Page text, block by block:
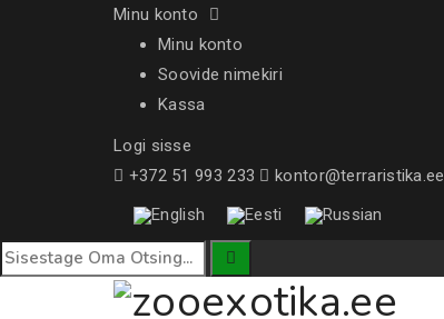
Minu konto
Minu konto
Soovide nimekiri
Kassa
Logi sisse
+372 51 993 233
kontor@terraristika.ee